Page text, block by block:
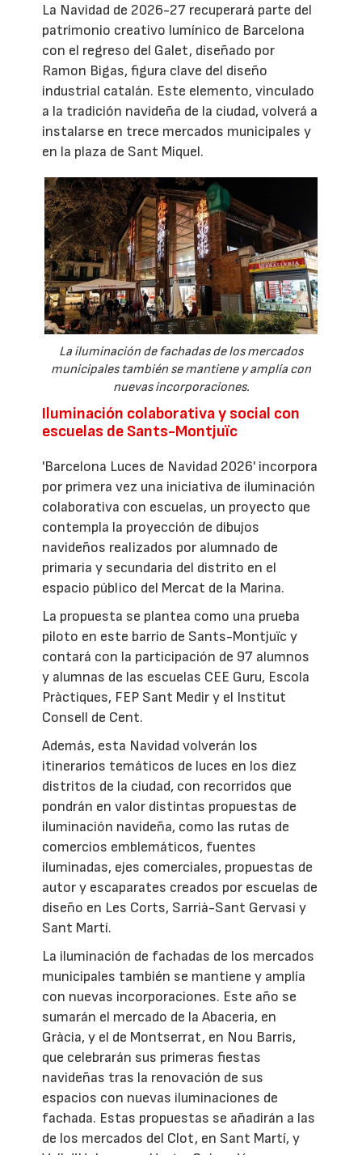
La Navidad de 2026-27 recuperará parte del
patrimonio creativo lumínico de Barcelona
con el regreso del Galet, diseñado por
Ramon Bigas, figura clave del diseño
industrial catalán. Este elemento, vinculado
a la tradición navideña de la ciudad, volverá a
instalarse en trece mercados municipales y
en la plaza de Sant Miquel.
La iluminación de fachadas de los mercados
municipales también se mantiene y amplía con
nuevas incorporaciones.
Iluminación colaborativa y social con
escuelas de Sants-Montjuïc
'Barcelona Luces de Navidad 2026' incorpora
por primera vez una iniciativa de iluminación
colaborativa con escuelas, un proyecto que
contempla la proyección de dibujos
navideños realizados por alumnado de
primaria y secundaria del distrito en el
espacio público del Mercat de la Marina.
La propuesta se plantea como una prueba
piloto en este barrio de Sants-Montjuïc y
contará con la participación de 97 alumnos
y alumnas de las escuelas CEE Guru, Escola
Pràctiques, FEP Sant Medir y el Institut
Consell de Cent.
Además, esta Navidad volverán los
itinerarios temáticos de luces en los diez
distritos de la ciudad, con recorridos que
pondrán en valor distintas propuestas de
iluminación navideña, como las rutas de
comercios emblemáticos, fuentes
iluminadas, ejes comerciales, propuestas de
autor y escaparates creados por escuelas de
diseño en Les Corts, Sarrià-Sant Gervasi y
Sant Martí.
La iluminación de fachadas de los mercados
municipales también se mantiene y amplía
con nuevas incorporaciones. Este año se
sumarán el mercado de la Abaceria, en
Gràcia, y el de Montserrat, en Nou Barris,
que celebrarán sus primeras fiestas
navideñas tras la renovación de sus
espacios con nuevas iluminaciones de
fachada. Estas propuestas se añadirán a las
de los mercados del Clot, en Sant Martí, y